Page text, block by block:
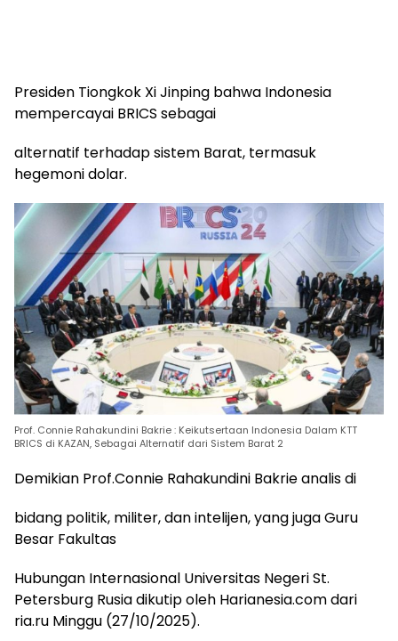
Presiden Tiongkok Xi Jinping bahwa Indonesia
mempercayai BRICS sebagai
alternatif terhadap sistem Barat, termasuk
hegemoni dolar.
Prof. Connie Rahakundini Bakrie : Keikutsertaan Indonesia Dalam KTT
BRICS di KAZAN, Sebagai Alternatif dari Sistem Barat 2
Demikian Prof.Connie Rahakundini Bakrie analis di
bidang politik, militer, dan intelijen, yang juga Guru
Besar Fakultas
Hubungan Internasional Universitas Negeri St.
Petersburg Rusia dikutip oleh Harianesia.com dari
ria.ru Minggu (27/10/2025).